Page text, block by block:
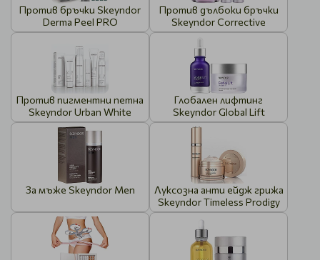
Против бръчки Skeyndor
Derma Peel PRO
Против дълбоки бръчки
Skeyndor Corrective
Против пигментни петна
Skeyndor Urban White
Глобален лифтинг
Skeyndor Global Lift
За мъже Skeyndor Men
Луксозна анти ейдж грижа
Skeyndor Timeless Prodigy